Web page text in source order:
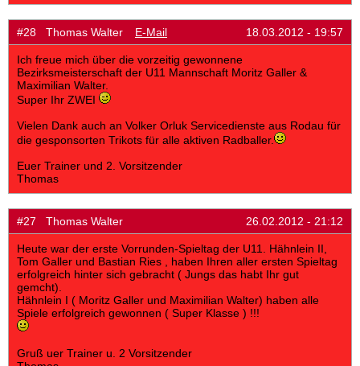
#28 Thomas Walter E-Mail 18.03.2012 - 19:57
Ich freue mich über die vorzeitig gewonnene
Bezirksmeisterschaft der U11 Mannschaft Moritz Galler &
Maximilian Walter.
Super Ihr ZWEI
Vielen Dank auch an Volker Orluk Servicedienste aus Rodau für
die gesponsorten Trikots für alle aktiven Radballer.
Euer Trainer und 2. Vorsitzender
Thomas
#27 Thomas Walter 26.02.2012 - 21:12
Heute war der erste Vorrunden-Spieltag der U11. Hähnlein II,
Tom Galler und Bastian Ries , haben Ihren aller ersten Spieltag
erfolgreich hinter sich gebracht ( Jungs das habt Ihr gut
gemcht).
Hähnlein I ( Moritz Galler und Maximilian Walter) haben alle
Spiele erfolgreich gewonnen ( Super Klasse ) !!!
Gruß uer Trainer u. 2 Vorsitzender